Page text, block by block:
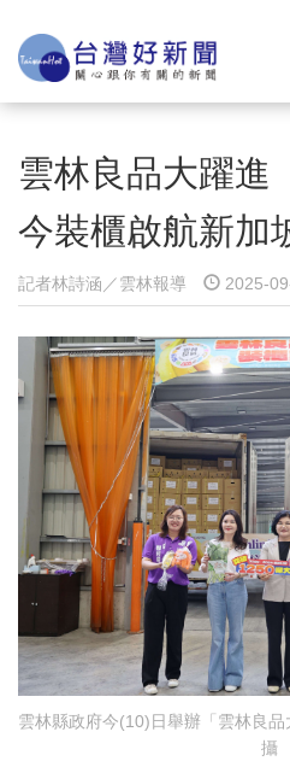
雲林良品大躍
今裝櫃啟航新加
記者林詩涵／雲林報導 2025-
雲林縣政府今(10)日舉辦「雲林良
攝